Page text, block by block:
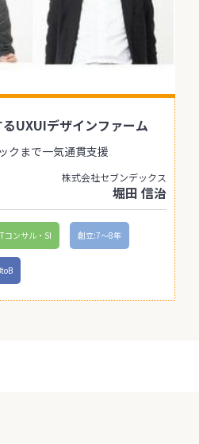
UXUIデザインファーム
クまで一気通貫支援
株式会社セブンデックス
堀田 信治
コンサル・SI 創立:7〜8年